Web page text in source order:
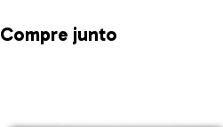
Compre junto